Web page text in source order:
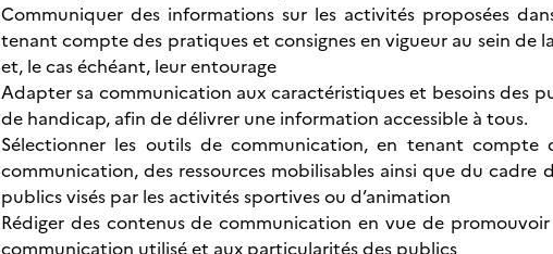
Communiquer des informations sur les activités proposées
tenant compte des pratiques et consignes en vigueur au sein de
et, le cas échéant, leur entourage
Adapter sa communication aux caractéristiques et besoins des
de handicap, afin de délivrer une information accessible à tous.
Sélectionner les outils de communication, en tenant
communication, des ressources mobilisables ainsi que du cadre
publics visés par les activités sportives ou d’animation
Rédiger des contenus de communication en vue de
communication utilisé et aux particularités des publics